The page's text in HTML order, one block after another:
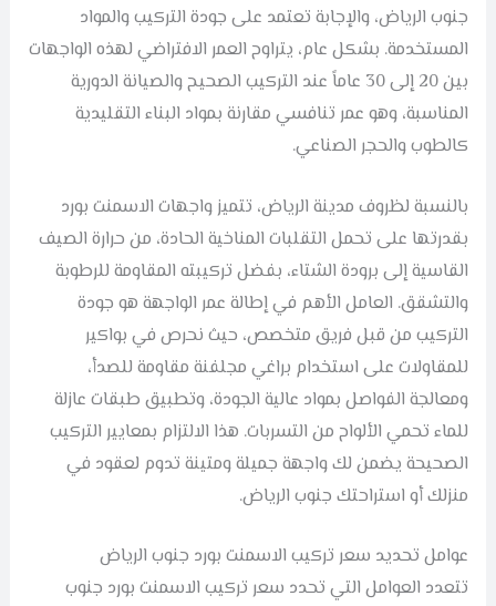
جنوب الرياض، والإجابة تعتمد على جودة التركيب والمواد
المستخدمة. بشكل عام، يتراوح العمر الافتراضي لهذه الواجهات
بين 20 إلى 30 عاماً عند التركيب الصحيح والصيانة الدورية
المناسبة، وهو عمر تنافسي مقارنة بمواد البناء التقليدية
كالطوب والحجر الصناعي.
بالنسبة لظروف مدينة الرياض، تتميز واجهات الاسمنت بورد
بقدرتها على تحمل التقلبات المناخية الحادة، من حرارة الصيف
القاسية إلى برودة الشتاء، بفضل تركيبته المقاومة للرطوبة
والتشقق. العامل الأهم في إطالة عمر الواجهة هو جودة
التركيب من قبل فريق متخصص، حيث نحرص في بواكير
للمقاولات على استخدام براغي مجلفنة مقاومة للصدأ،
ومعالجة الفواصل بمواد عالية الجودة، وتطبيق طبقات عازلة
للماء تحمي الألواح من التسربات. هذا الالتزام بمعايير التركيب
الصحيحة يضمن لك واجهة جميلة ومتينة تدوم لعقود في
منزلك أو استراحتك جنوب الرياض.
عوامل تحديد سعر تركيب الاسمنت بورد جنوب الرياض
تتعدد العوامل التي تحدد سعر تركيب الاسمنت بورد جنوب